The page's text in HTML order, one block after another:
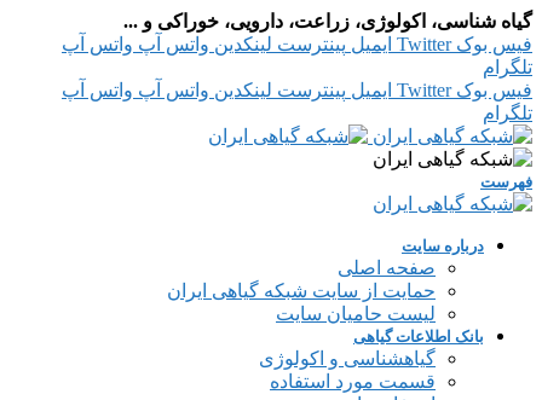
گیاه شناسی، اکولوژی، زراعت، دارویی، خوراکی و ...
فیس بوک Twitter ایمیل پینترست لینکدین واتس آپ واتس آپ
تلگرام
فیس بوک Twitter ایمیل پینترست لینکدین واتس آپ واتس آپ
تلگرام
فهرست
درباره سایت
صفحه اصلی
حمایت از سایت شبکه گیاهی ایران
لیست حامیان سایت
بانک اطلاعات گیاهی
گیاهشناسی و اکولوژی
قسمت مورد استفاده